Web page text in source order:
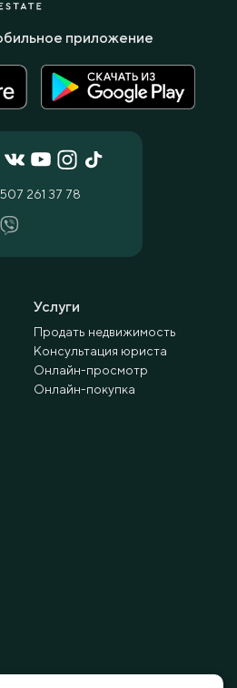
Услуги
Продать недвижимость
Консультация юриста
Онлайн-просмотр
Онлайн-покупка
261 37 78
приложение